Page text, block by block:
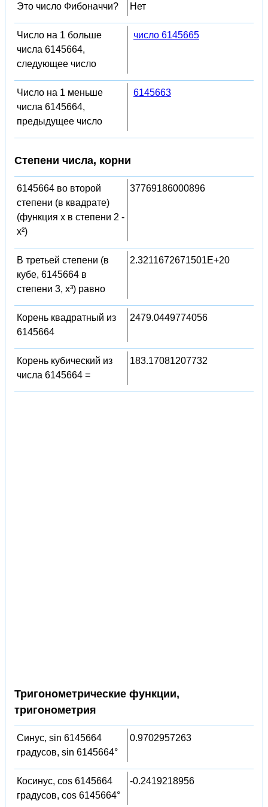
Это число Фибоначчи? Нет
Число на 1 больше
числа 6145664,
следующее число
число 6145665
Число на 1 меньше
числа 6145664,
предыдущее число
6145663
Степени числа, корни
6145664 во второй
степени (в квадрате)
(функция x в степени 2 -
x²)
37769186000896
В третьей степени (в
кубе, 6145664 в
степени 3, x³) равно
2.3211672671501E+20
Корень квадратный из
6145664
2479.0449774056
Корень кубический из
числа 6145664 =
183.17081207732
Тригонометрические функции,
тригонометрия
Синус, sin 6145664
градусов, sin 6145664°
0.9702957263
Косинус, cos 6145664
градусов, cos 6145664°
-0.2419218956